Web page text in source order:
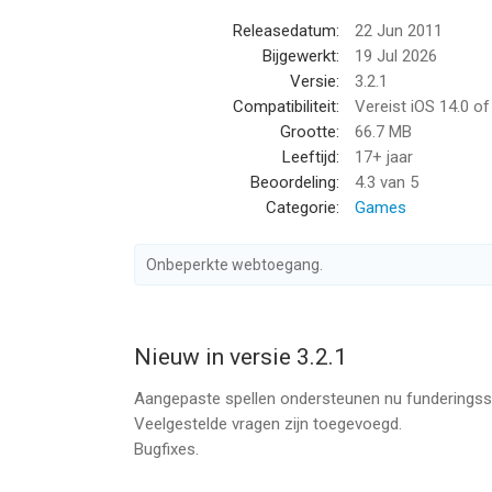
Ongeëvenaarde aanpassingsmogelijkheden en
Dit is niet zomaar een verzameling solitaire-
* Spelregels aanpassen: Pas de spelervaring
jouw voorkeur te wijzigen.
* Maak je eigen solitaire-spellen: Ontwerp
frameworks zoals Freecell, Klondike, Algerian
eigen unieke kaartuitdagingen!
* Visuele thema's: Personaliseer het uiterlijk van
* Kaartstijlen: Kies uit diverse kaartontwerpen en
* Speeltafelachtergronden: Kies de perfecte
Releasedatum:
22 Jun 2011
Bijgewerkt:
19 Jul 2026
Versie:
3.2.1
Compatibiliteit:
Vereist iOS 14.0
Grootte:
66.7 MB
Leeftijd:
17+ jaar
Beoordeling:
4.3 van 5
Categorie:
Games
Onbeperkte webtoegang.
Nieuw in versie 3.2.1
Aangepaste spellen ondersteunen nu
Veelgestelde vragen zijn toegevoegd.
Bugfixes.